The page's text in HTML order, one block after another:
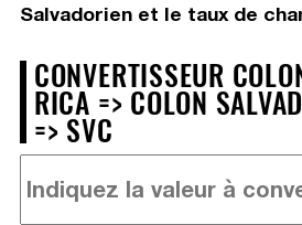
Salvadorien et le taux de
CONVERTISSEUR
RICA => COLON
=> SVC